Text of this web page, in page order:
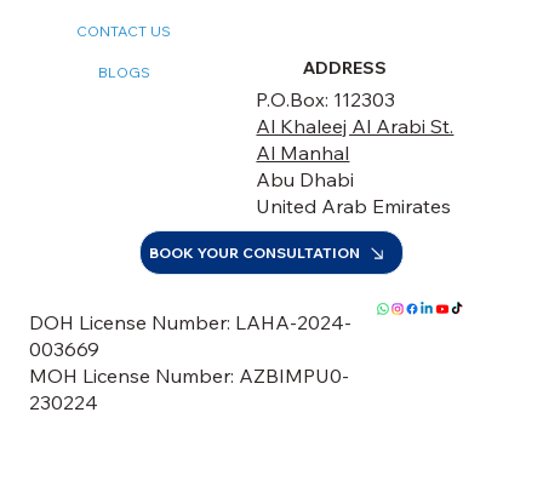
DOH License Number: LAHA-2024-
003669
MOH License Number: AZBIMPU0-
230224
CONTACT US
BLOGS ADDRESS
P.O.Box: 112303
Al Khaleej Al Arabi St.
Al Manhal
Abu Dhabi
United Arab Emirates
BOOK YOUR CONSULTATION